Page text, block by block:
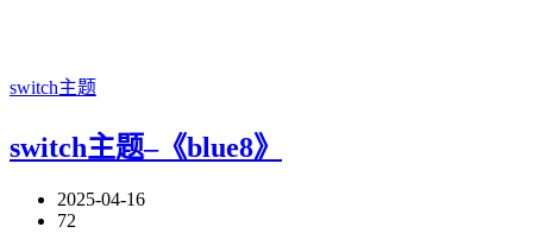
switch主题
switch主题–《blue8》
2025-04-16
72